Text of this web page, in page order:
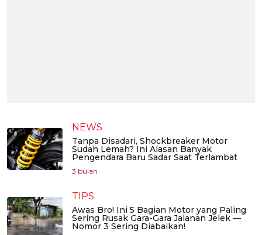
NEWS
Tanpa Disadari, Shockbreaker Motor
Sudah Lemah? Ini Alasan Banyak
Pengendara Baru Sadar Saat Terlambat
3 bulan
TIPS
Awas Bro! Ini 5 Bagian Motor yang Paling
Sering Rusak Gara-Gara Jalanan Jelek —
Nomor 3 Sering Diabaikan!